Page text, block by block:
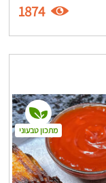
1874
מתכון טבעוני